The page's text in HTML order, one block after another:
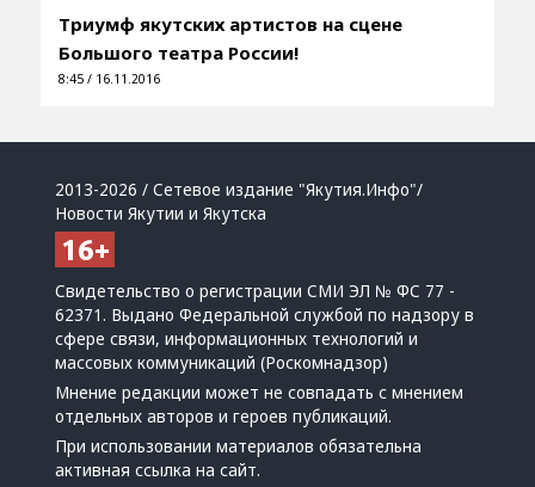
Триумф якутских артистов на сцене
Большого театра России!
8:45 / 16.11.2016
2013-2026 / Сетевое издание "Якутия.Инфо"/
Новости Якутии и Якутска
Свидетельство о регистрации СМИ ЭЛ № ФС 77 -
62371. Выдано Федеральной службой по надзору в
сфере связи, информационных технологий и
массовых коммуникаций (Роскомнадзор)
Мнение редакции может не совпадать с мнением
отдельных авторов и героев публикаций.
При использовании материалов обязательна
активная ссылка на сайт.